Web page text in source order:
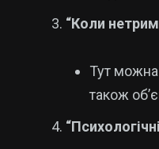
“Коли
Тут можна
також